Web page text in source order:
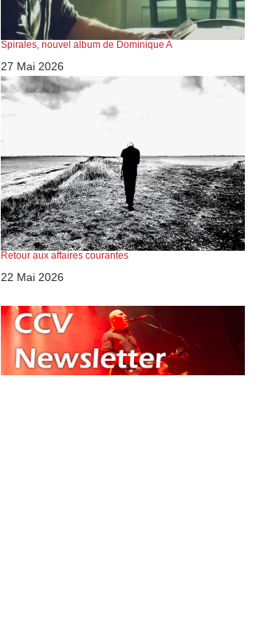
Spirales, nouvel album de Dominique A
27 Mai 2026
Retour aux affaires courantes
22 Mai 2026